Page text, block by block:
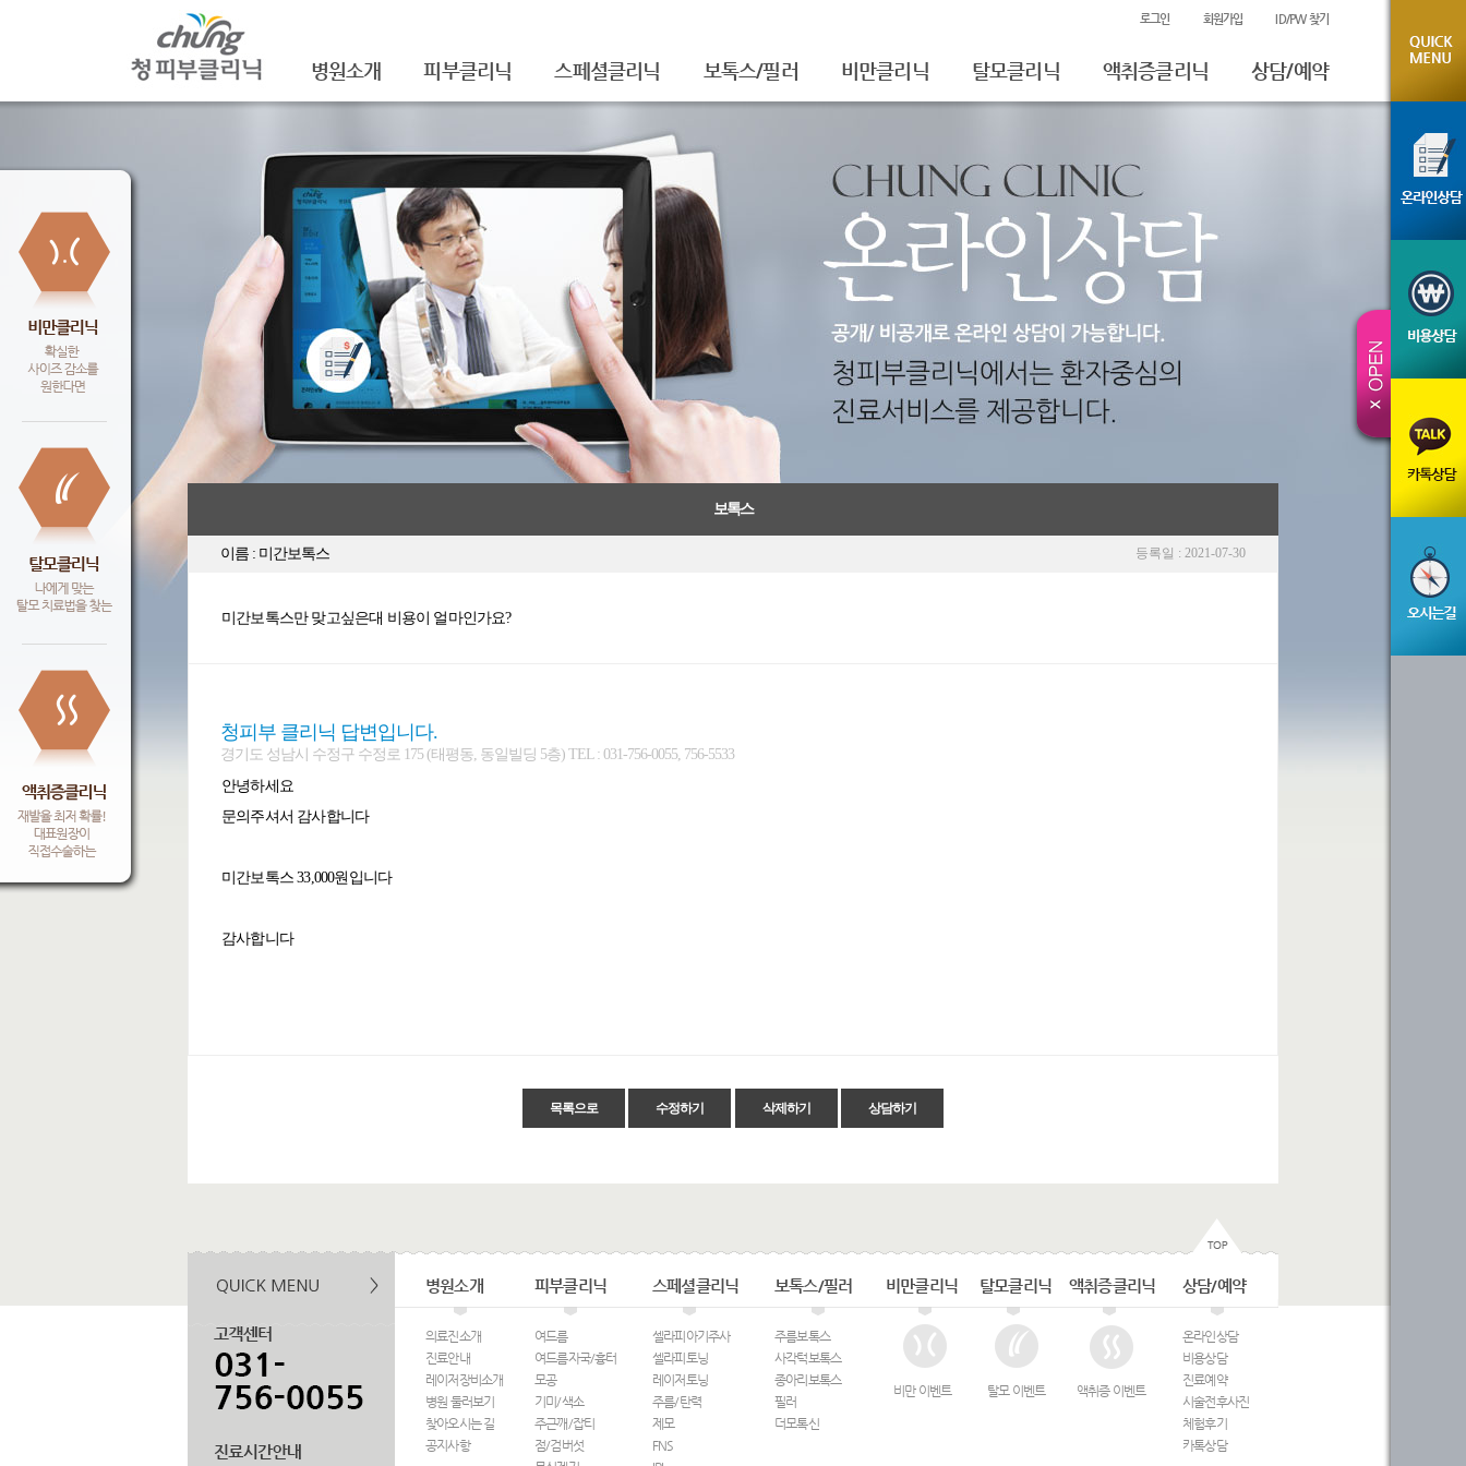
로그인 회원가입 ID/PW 찾기
병원소개 피부클리닉 스페셜클리닉 보톡스/필러 비만클리닉 탈모클리닉 액취증클리닉 상담/예약
진료안내
레이저장비소개
병원 둘러보기
찾아오시는 길
공지사항
여드름자국/흉터
기미/색소
주근깨/잡티
점/검버섯
문신제거
안면홍조
피부질환치료
셀라피토닝
물광주사
아쿠아필
백옥주사
신데렐라주사
슈링크(SHURINK)
셀렉 IPL
사각턱보톡스
종아리보톡스
필러
더모톡신
보톡스
이름 : 미간보톡스 등록일 : 2021-07-30
미간보톡스만 맞고싶은대 비용이 얼마인가요?
청피부 클리닉 답변입니다.
경기도 성남시 수정구 수정로 175 (태평동, 동일빌딩 5층) TEL : 031-756-0055, 756-5533
안녕하세요
문의주셔서 감사합니다
미간보톡스 33,000원입니다
감사합니다
목록으로 수정하기 삭제하기 상담하기
병원소개
의료진소개
진료안내
레이저장비소개
병원 둘러보기
찾아오시는 길
공지사항
피부클리닉
여드름
여드름자국/흉터
모공
기미/색소
주근깨/잡티
점/검버섯
스페셜클리닉
셀라피아기주사
셀라피토닝
레이저토닝
주름/탄력
제모
FNS
보톡스/필러
주름보톡스
사각턱보톡스
종아리보톡스
필러
더모톡신
비만클리닉
비만 이벤트
탈모클리닉
탈모 이벤트
액취증클리닉
액취증 이벤트
상담/예약
온라인상담
비용상담
진료예약
시술전후사진
체험후기
카톡상담